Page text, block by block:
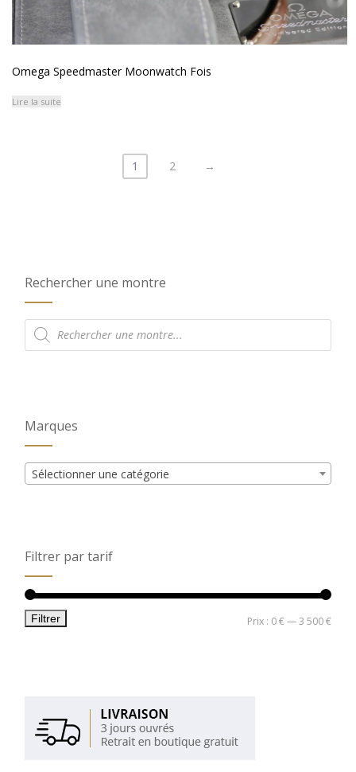
Omega Speedmaster Moonwatch Fois
Lire la suite
1 2 →
Rechercher une montre
Recherche
de
produits
Marques
Sélectionner une catégorie
Filtrer par tarif
Prix
Prix
Filtrer Prix : 0 €—3 500 €